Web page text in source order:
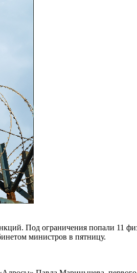
Под ограничения попали 11
министров в пятницу.